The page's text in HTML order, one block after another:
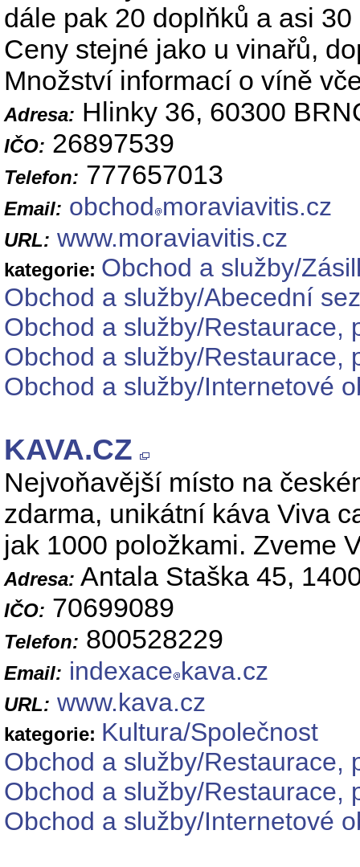
dále pak 20 doplňků a asi
Ceny stejné jako u vinařů,
Množství informací o víně
Adresa: Hlinky 36, 60300
IČO: 26897539
Telefon: 777657013
Email: obchod moraviavitis.cz
URL: www.moraviavitis.cz
kategorie: Obchod a služby/
Obchod a služby/Abecední
Obchod a služby/Restaurace,
Obchod a služby/Restaurace,
Obchod a služby/Internetové
KAVA.CZ
Nejvoňavější místo na
zdarma, unikátní káva Viva
jak 1000 položkami. Zveme
Adresa: Antala Staška 45,
IČO: 70699089
Telefon: 800528229
Email: indexace kava.cz
URL: www.kava.cz
kategorie: Kultura/Společnost
Obchod a služby/Restaurace,
Obchod a služby/Restaurace,
Obchod a služby/Internetové